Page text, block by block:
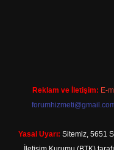
Reklam ve İletişim: E-
Yasal Uyarı: Sitemiz, 5651